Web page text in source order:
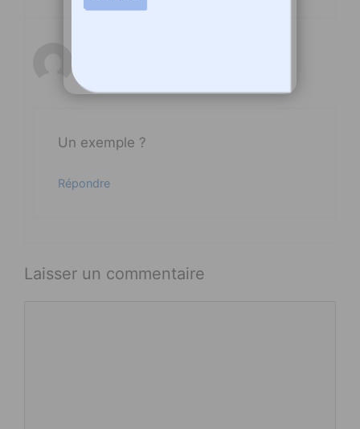
Un exemple ?
Répondre
Laisser un commentaire